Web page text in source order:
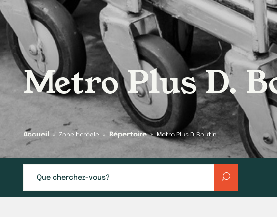
Metro Plus D.
Accueil » Zone boréale » Répertoire » Metro Plus D. Boutin